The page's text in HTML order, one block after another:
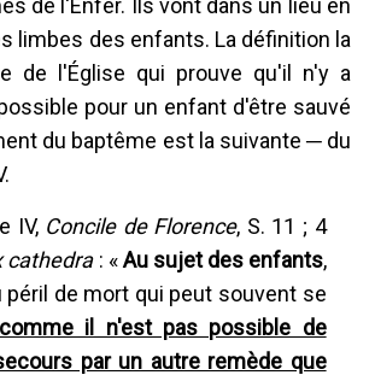
limbes des enfants. La définition la
de l'Église qui prouve qu'il n'y a
pour un enfant d'être sauvé
du baptême est la suivante ─ du
IV, Concile de Florence, S. 11 ; 4
cathedra: «Au sujet des enfants,
péril de mort qui peut souvent se
comme il n'est pas possible de
par un autre remède que